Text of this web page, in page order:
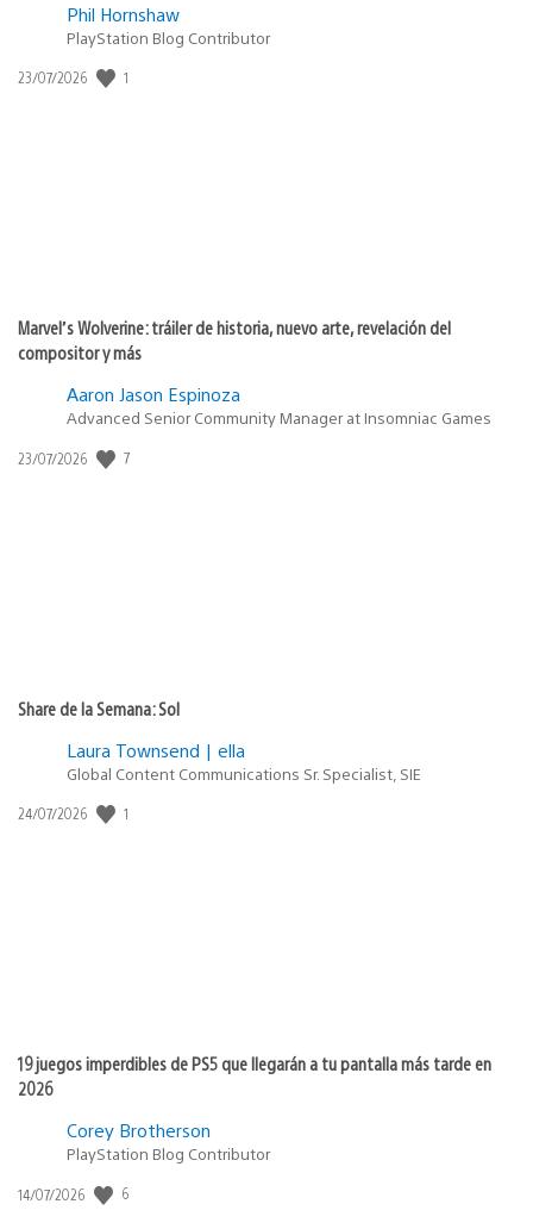
Phil Hornshaw
PlayStation Blog Contributor
Fecha
23/07/2026 1
Marvel’s Wolverine: tráiler de historia, nuevo arte, revelación del
compositor y más
Aaron Jason Espinoza
Advanced Senior Community Manager at Insomniac Games
Fecha
23/07/2026 7
Share de la Semana: Sol
Laura Townsend | ella
Global Content Communications Sr. Specialist, SIE
Fecha
24/07/2026 1
19 juegos imperdibles de PS5 que llegarán a tu pantalla más tarde en
2026
Corey Brotherson
PlayStation Blog Contributor
Fecha
14/07/2026 6